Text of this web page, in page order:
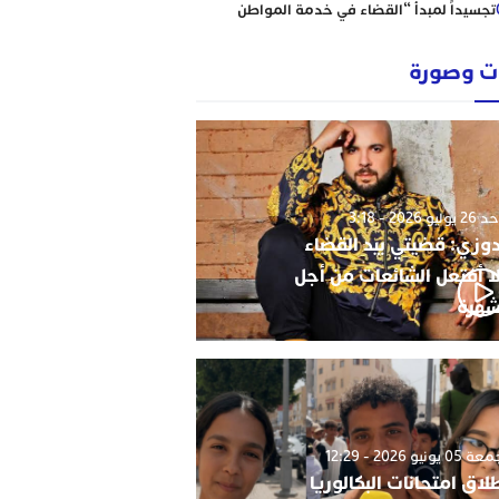
تجسيداً لمبدأ “القضاء في خدمة المواطن
رؤساء ونقباء للمحامين يتضامنون مع الاستاذ
حاجي .
من يحمي وجدة من كارثة عقارية وشيكة؟
أحكام نافذة، رسوم مجمدة، ومشاريع
سكنية مشبوهة تهدد هيبة القانون وأمن
التعمير
وصورة
2026 - 3:18
قضيتي بيد القضاء
أفتعل الشائعات من أجل
يونيو 2026 - 12:29
امتحانات البكالوريا